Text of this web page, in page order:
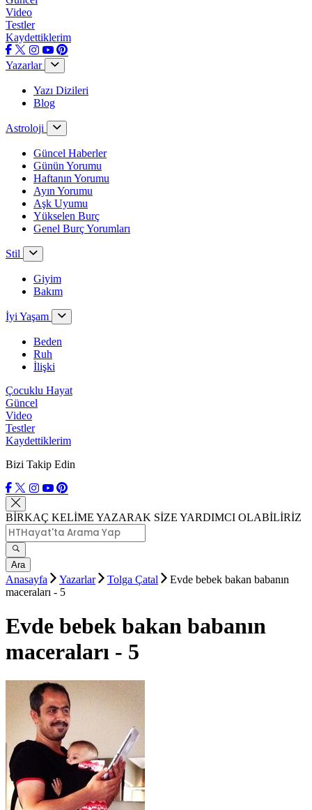
Video
Testler
Kaydettiklerim
Yazarlar
Yazı Dizileri
Blog
Astroloji
Güncel Haberler
Günün Yorumu
Haftanın Yorumu
Ayın Yorumu
Aşk Uyumu
Yükselen Burç
Genel Burç Yorumları
Stil
Giyim
Bakım
İyi Yaşam
Beden
Ruh
İlişki
Çocuklu Hayat
Güncel
Video
Testler
Kaydettiklerim
Bizi Takip Edin
BİRKAÇ KELİME YAZARAK SİZE YARDIMCI OLABİLİRİZ
Ara
Anasayfa Yazarlar Tolga Çatal
Evde bebek bakan babanın
maceraları - 5
Evde bebek bakan babanın
maceraları - 5